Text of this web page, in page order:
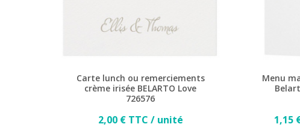
Carte lunch ou remerciements
crème irisée BELARTO Love
726576
Prix
2,00 € TTC / unité
Menu
1,15